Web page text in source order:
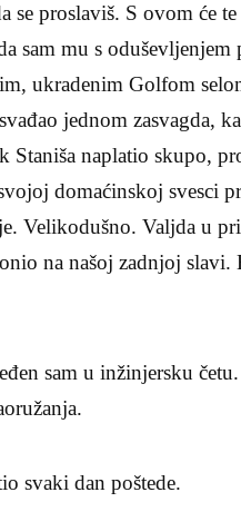
proslaviš. S ovom će
sam mu s
ukradenim Golfom
jednom zasvagda,
Staniša naplatio skupo,
domaćinskoj svesci
Velikodušno. Valjda u
na našoj zadnjoj slavi.
sam u inžinjersku
svaki dan poštede.